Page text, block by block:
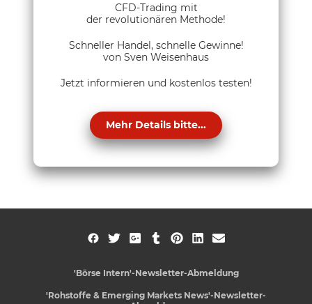
CFD-Trading mit
der revolutionären Methode!
Schneller Handel, schnelle Gewinne!
von Sven Weisenhaus
Jetzt informieren und kostenlos testen!
Mehr Details bitte...
'Börse Intern'-Newsletter-Abmeldung
'Rohstoffe & Emerging Markets News'-Newsletter-